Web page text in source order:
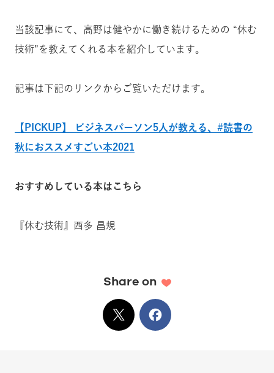
当該記事にて、高野は健やかに働き続けるための “休む
技術”を教えてくれる本を紹介しています。
記事は下記のリンクからご覧いただけます。
【PICKUP】 ビジネスパーソン5人が教える、#読書の
秋におススメすごい本2021
おすすめしている本はこちら
『休む技術』西多 昌規
Share on
XでシェアFacebook